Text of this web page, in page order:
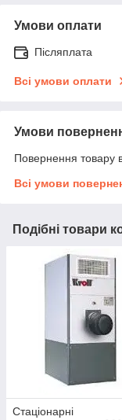
Умови оплати
Післяплата
Всі умови оплати
Умови
Повернення товару
Всі умови
Подібні товари
Стаціонарні